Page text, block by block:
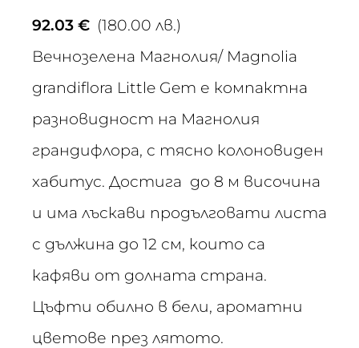
92.03 € (180.00 лв.)
Вечнозелена Магнолия/ Magnolia
grandiflora Little Gem е компактнa
разновидност на Магнолия
грандифлора, с тясно колоновиден
хабитус. Достига до 8 м височина
и има лъскави продълговати листа
с дължина до 12 см, които са
кафяви от долната страна.
Цъфти обилно в бели, ароматни
цветове през лятото.